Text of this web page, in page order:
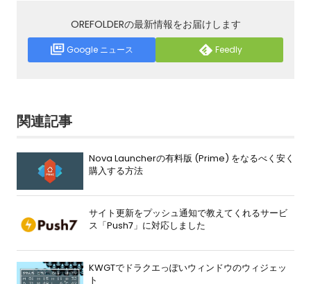
OREFOLDERの最新情報をお届けします
Google ニュース Feedly
関連記事
Nova Launcherの有料版 (Prime) をなるべく安く
購入する方法
サイト更新をプッシュ通知で教えてくれるサービ
ス「Push7」に対応しました
KWGTでドラクエっぽいウィンドウのウィジェッ
ト